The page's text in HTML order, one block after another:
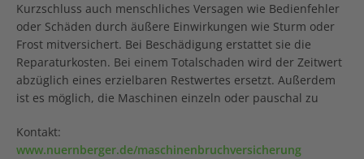
Kurzschluss auch menschliches Versagen wie Bedienfehler
oder Schäden durch äußere Einwirkungen wie Sturm oder
Frost mitversichert. Bei Beschädigung erstattet sie die
Reparaturkosten. Bei einem Totalschaden wird der Zeitwert
abzüglich eines erzielbaren Restwertes ersetzt. Außerdem
ist es möglich, die Maschinen einzeln oder pauschal zu
Kontakt:
www.nuernberger.de/maschinenbruchversicherung